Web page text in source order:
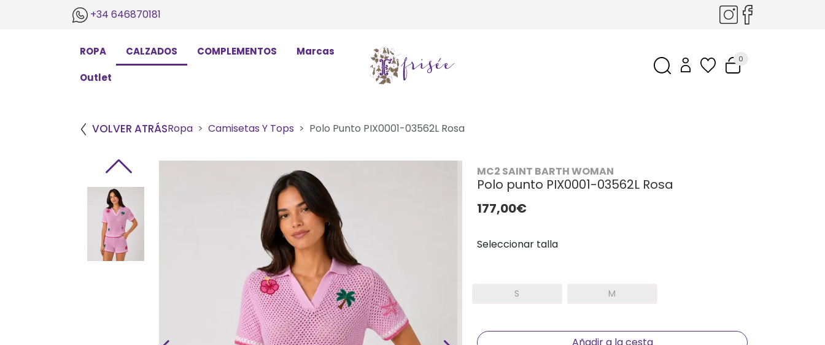
+34 646870181
ROPA CALZADOS COMPLEMENTOS Marcas
Outlet
0
VOLVER ATRÁSRopa Camisetas Y Tops Polo Punto PIX0001-03562L Rosa
MC2 SAINT BARTH WOMAN
Polo punto PIX0001-03562L Rosa
177,00€
Seleccionar talla
S M